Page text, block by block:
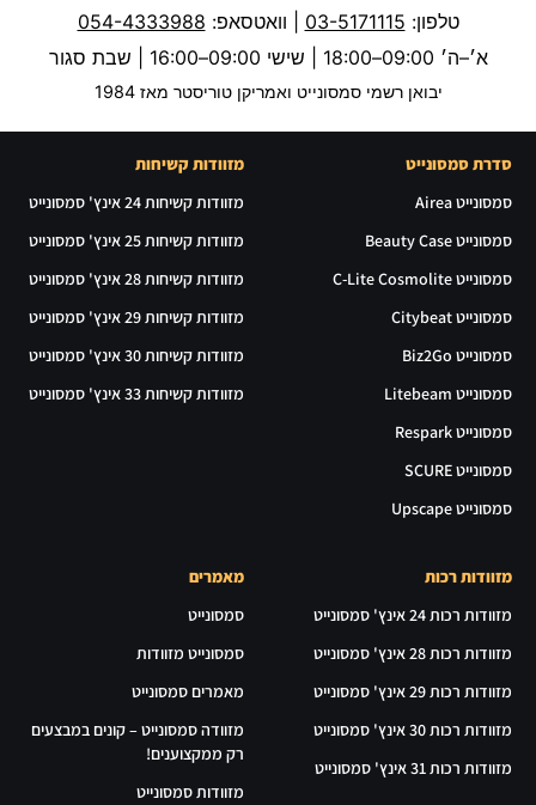
טלפון: 03-5171115 | וואטסאפ: 054-4333988
א׳–ה׳ 09:00–18:00 | שישי 09:00–16:00 | שבת סגור
יבואן רשמי סמסונייט ואמריקן טוריסטר מאז 1984
סדרת סמסונייט
סמסונייט Airea
סמסונייט Beauty Case
סמסונייט C-Lite Cosmolite
סמסונייט Citybeat
סמסונייט Biz2Go
סמסונייט Litebeam
סמסונייט Respark
סמסונייט SCURE
סמסונייט Upscape
מזוודות קשיחות
מזוודות קשיחות 24 אינץ' סמסונייט
מזוודות קשיחות 25 אינץ' סמסונייט
מזוודות קשיחות 28 אינץ' סמסונייט
מזוודות קשיחות 29 אינץ' סמסונייט
מזוודות קשיחות 30 אינץ' סמסונייט
מזוודות קשיחות 33 אינץ' סמסונייט
מזוודות רכות
מזוודות רכות 24 אינץ' סמסונייט
מזוודות רכות 28 אינץ' סמסונייט
מזוודות רכות 29 אינץ' סמסונייט
מזוודות רכות 30 אינץ' סמסונייט
מזוודות רכות 31 אינץ' סמסונייט
מאמרים
סמסונייט
סמסונייט מזוודות
מאמרים סמסונייט
מזוודה סמסונייט – קונים במבצעים
רק ממקצוענים!
מזוודות סמסונייט